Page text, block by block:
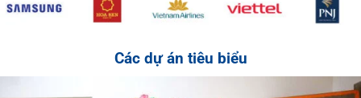
Các dự án tiêu biểu